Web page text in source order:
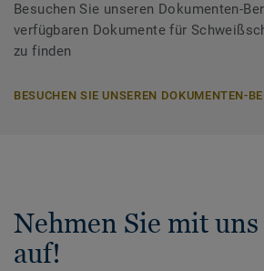
Besuchen Sie unseren Dokumenten-
verfügbaren Dokumente für
zu finden
BESUCHEN SIE UNSEREN DOKUMENTEN-
Nehmen Sie mit
auf!